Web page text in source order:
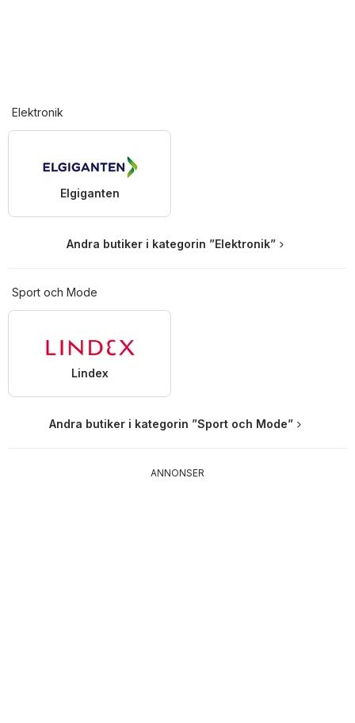
Elektronik
Elgiganten
Andra butiker i kategorin ”Elektronik”
Sport och Mode
Lindex
Andra butiker i kategorin ”Sport och Mode”
ANNONSER